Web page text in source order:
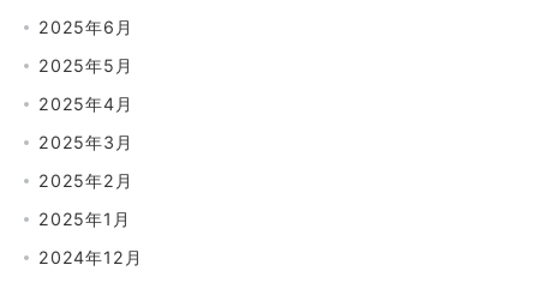
2025年6月
2025年5月
2025年4月
2025年3月
2025年2月
2025年1月
2024年12月